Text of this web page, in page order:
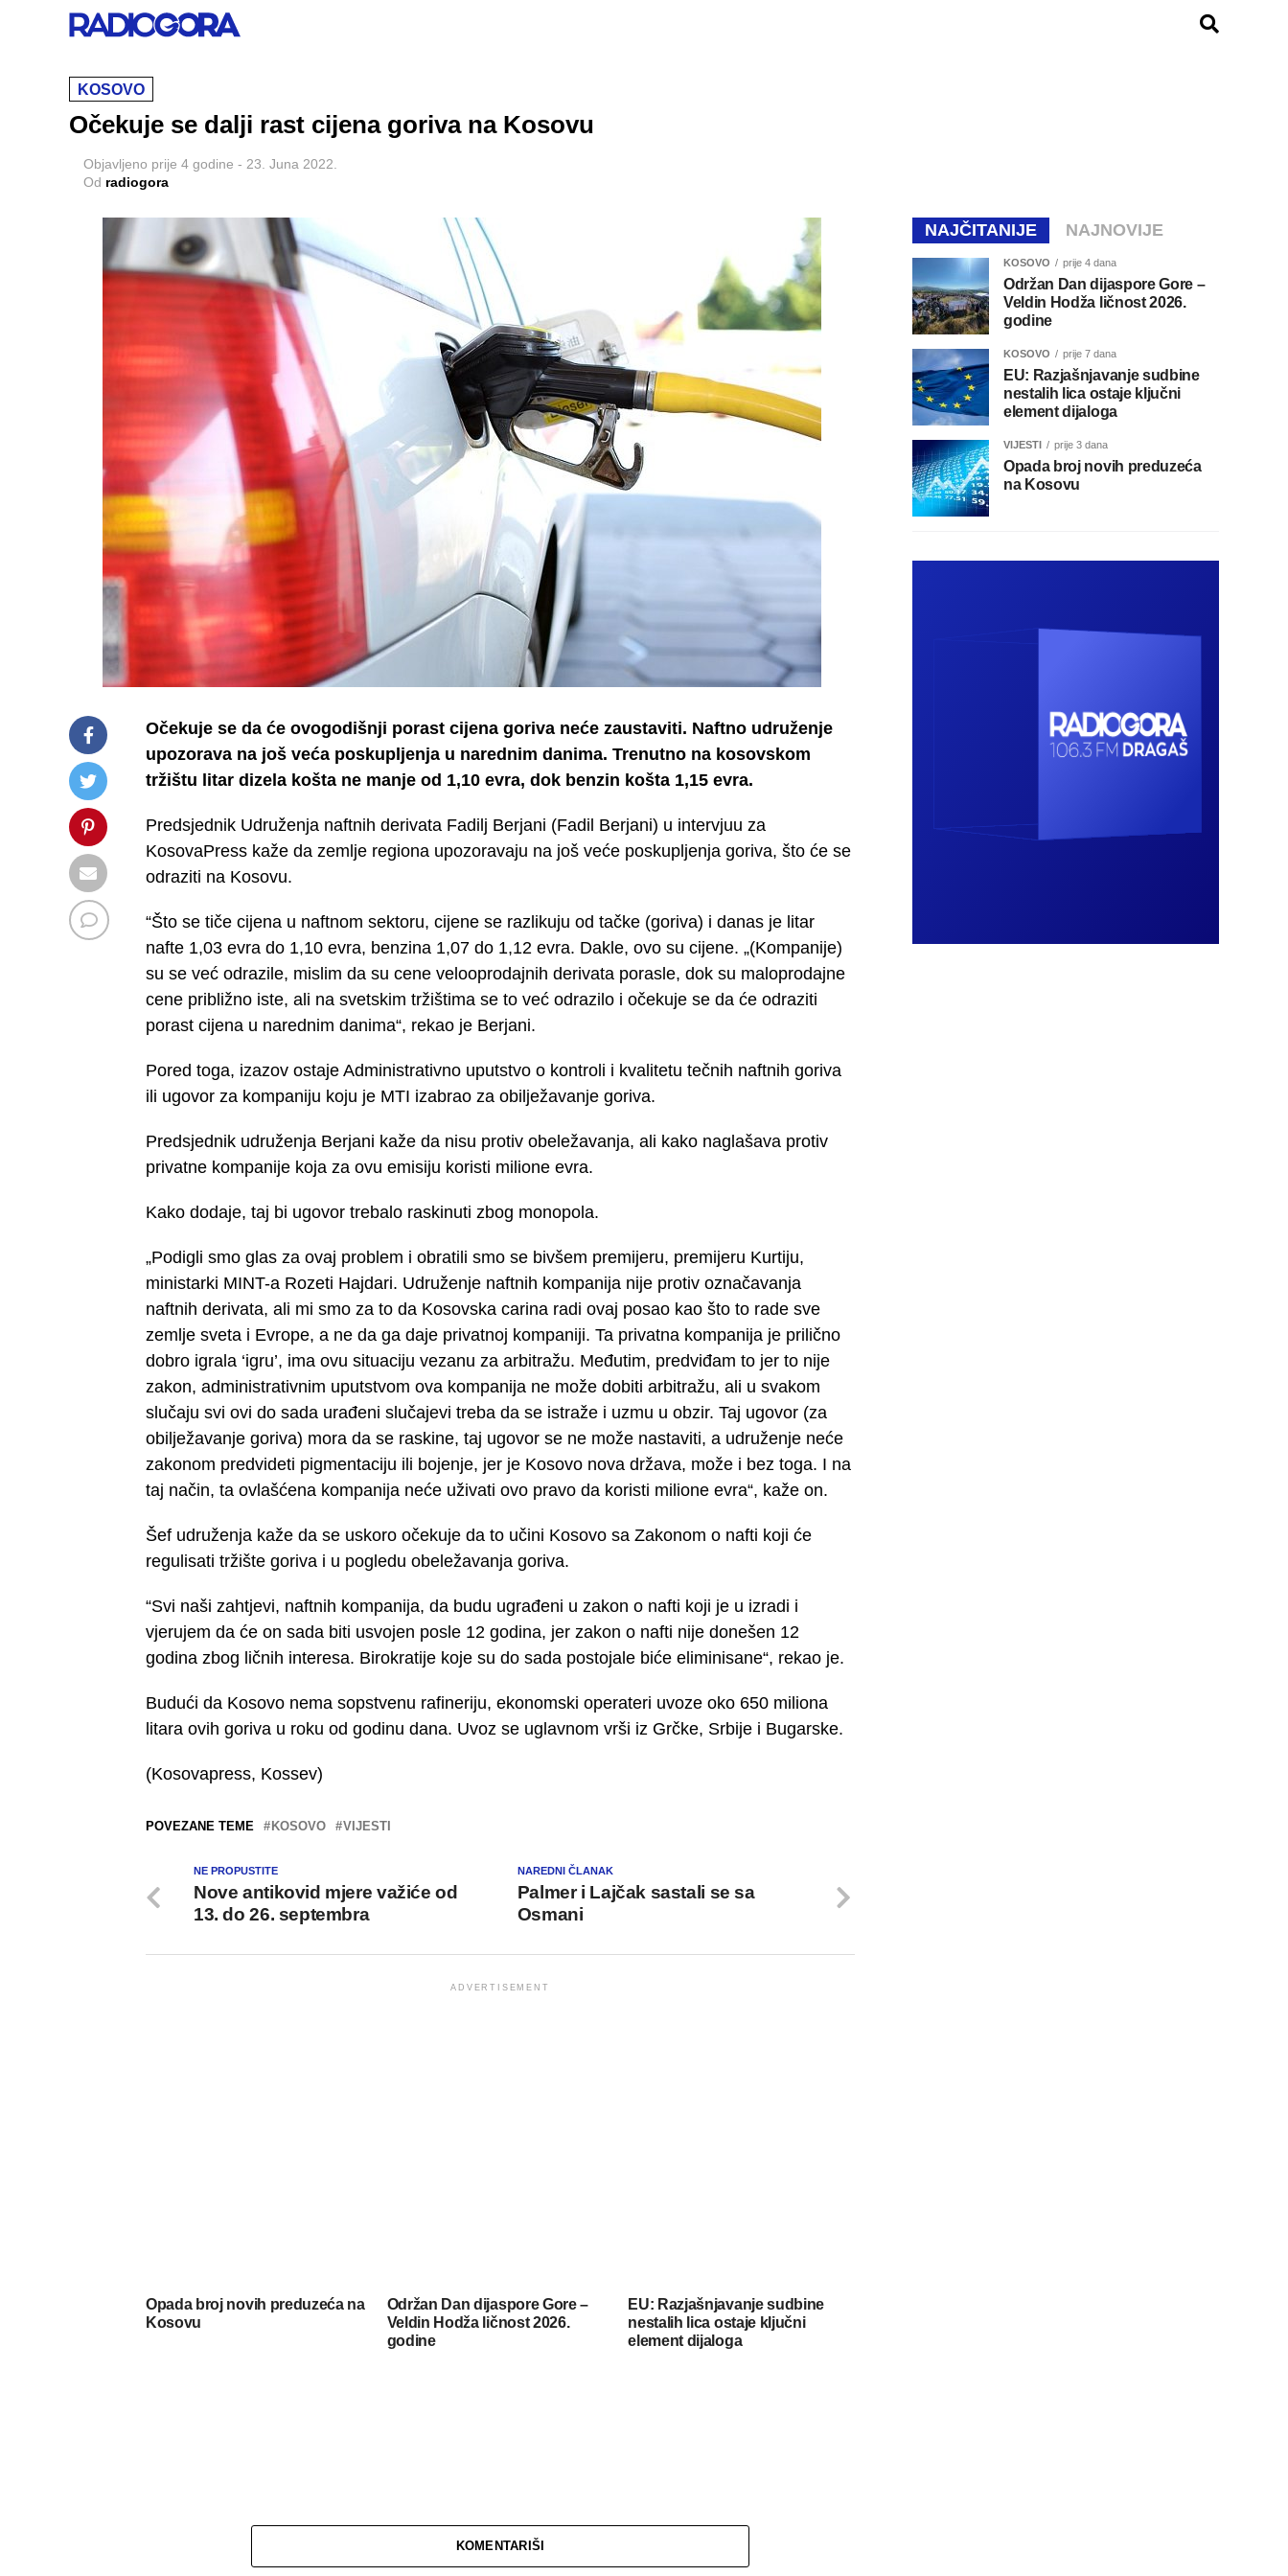
KOSOVO
Očekuje se dalji rast cijena goriva na Kosovu
Objavljeno prije 4 godine - 23. Juna 2022.
Od radiogora
Očekuje se da će ovogodišnji porast cijena goriva neće zaustaviti. Naftno udruženje
upozorava na još veća poskupljenja u narednim danima. Trenutno na kosovskom
tržištu litar dizela košta ne manje od 1,10 evra, dok benzin košta 1,15 evra.
Predsjednik Udruženja naftnih derivata Fadilj Berjani (Fadil Berjani) u intervjuu za
KosovaPress kaže da zemlje regiona upozoravaju na još veće poskupljenja goriva, što će se
odraziti na Kosovu.
“Što se tiče cijena u naftnom sektoru, cijene se razlikuju od tačke (goriva) i danas je litar
nafte 1,03 evra do 1,10 evra, benzina 1,07 do 1,12 evra. Dakle, ovo su cijene. „(Kompanije)
su se već odrazile, mislim da su cene velooprodajnih derivata porasle, dok su maloprodajne
cene približno iste, ali na svetskim tržištima se to već odrazilo i očekuje se da će odraziti
porast cijena u narednim danima“, rekao je Berjani.
Pored toga, izazov ostaje Administrativno uputstvo o kontroli i kvalitetu tečnih naftnih goriva
ili ugovor za kompaniju koju je MTI izabrao za obilježavanje goriva.
Predsjednik udruženja Berjani kaže da nisu protiv obeležavanja, ali kako naglašava protiv
privatne kompanije koja za ovu emisiju koristi milione evra.
Kako dodaje, taj bi ugovor trebalo raskinuti zbog monopola.
„Podigli smo glas za ovaj problem i obratili smo se bivšem premijeru, premijeru Kurtiju,
ministarki MINT-a Rozeti Hajdari. Udruženje naftnih kompanija nije protiv označavanja
naftnih derivata, ali mi smo za to da Kosovska carina radi ovaj posao kao što to rade sve
zemlje sveta i Evrope, a ne da ga daje privatnoj kompaniji. Ta privatna kompanija je prilično
dobro igrala ‘igru’, ima ovu situaciju vezanu za arbitražu. Međutim, predviđam to jer to nije
zakon, administrativnim uputstvom ova kompanija ne može dobiti arbitražu, ali u svakom
slučaju svi ovi do sada urađeni slučajevi treba da se istraže i uzmu u obzir. Taj ugovor (za
obilježavanje goriva) mora da se raskine, taj ugovor se ne može nastaviti, a udruženje neće
zakonom predvideti pigmentaciju ili bojenje, jer je Kosovo nova država, može i bez toga. I na
taj način, ta ovlašćena kompanija neće uživati ovo pravo da koristi milione evra“, kaže on.
Šef udruženja kaže da se uskoro očekuje da to učini Kosovo sa Zakonom o nafti koji će
regulisati tržište goriva i u pogledu obeležavanja goriva.
“Svi naši zahtjevi, naftnih kompanija, da budu ugrađeni u zakon o nafti koji je u izradi i
vjerujem da će on sada biti usvojen posle 12 godina, jer zakon o nafti nije donešen 12
godina zbog ličnih interesa. Birokratije koje su do sada postojale biće eliminisane“, rekao je.
Budući da Kosovo nema sopstvenu rafineriju, ekonomski operateri uvoze oko 650 miliona
litara ovih goriva u roku od godinu dana. Uvoz se uglavnom vrši iz Grčke, Srbije i Bugarske.
(Kosovapress, Kossev)
POVEZANE TEME KOSOVO VIJESTI
NAREDNI ČLANAK
Palmer i Lajčak sastali se sa
Osmani
NE PROPUSTITE
Nove antikovid mjere važiće od
13. do 26. septembra
ADVERTISEMENT
Opada broj novih preduzeća na
Kosovu
Održan Dan dijaspore Gore –
Veldin Hodža ličnost 2026.
godine
EU: Razjašnjavanje sudbine
nestalih lica ostaje ključni
element dijaloga
KOMENTARIŠI
NAJČITANIJE NAJNOVIJE
KOSOVO prije 4 dana
Održan Dan dijaspore Gore –
Veldin Hodža ličnost 2026.
godine
KOSOVO prije 7 dana
EU: Razjašnjavanje sudbine
nestalih lica ostaje ključni
element dijaloga
VIJESTI prije 3 dana
Opada broj novih preduzeća
na Kosovu